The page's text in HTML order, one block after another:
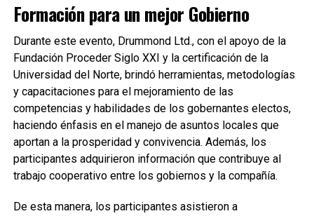
Formación para un mejor Gobierno
Durante este evento, Drummond Ltd., con el apoyo de la
Fundación Proceder Siglo XXI y la certificación de la
Universidad del Norte, brindó herramientas, metodologías
y capacitaciones para el mejoramiento de las
competencias y habilidades de los gobernantes electos,
haciendo énfasis en el manejo de asuntos locales que
aportan a la prosperidad y convivencia. Además, los
participantes adquirieron información que contribuye al
trabajo cooperativo entre los gobiernos y la compañía.
De esta manera, los participantes asistieron a